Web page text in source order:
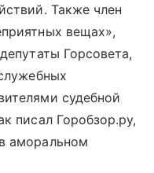
Также член
вещах»,
Горсовета,
судебной
писал Горобзор.ру,
аморальном